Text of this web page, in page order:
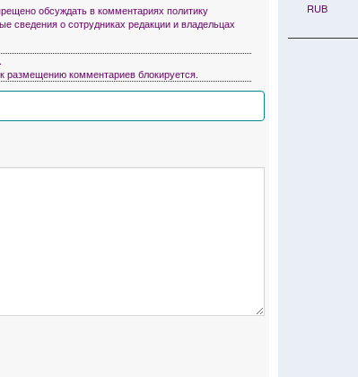
обсуждать в комментариях политику
сведения о сотрудниках редакции и владельцах
комментариев блокируется.
RUB